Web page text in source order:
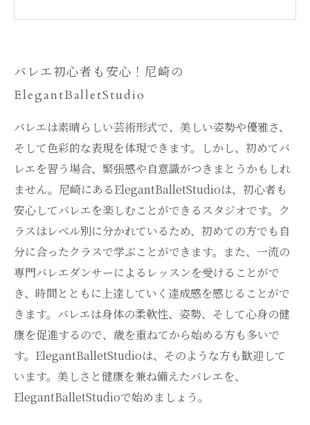
バレエ初心者も安心！尼崎の
ElegantBalletStudio
バレエは素晴らしい芸術形式で、美しい姿勢や優雅さ、
そして色彩的な表現を体現できます。しかし、初めてバ
レエを習う場合、緊張感や自意識がつきまとうかもしれ
ません。尼崎にあるElegantBalletStudioは、初心者も
安心してバレエを楽しむことができるスタジオです。ク
ラスはレベル別に分かれているため、初めての方でも自
分に合ったクラスで学ぶことができます。また、一流の
専門バレエダンサーによるレッスンを受けることがで
き、時間とともに上達していく達成感を感じることがで
きます。バレエは身体の柔軟性、姿勢、そして心身の健
康を促進するので、歳を重ねてから始める方も多いで
す。ElegantBalletStudioは、そのような方も歓迎して
います。美しさと健康を兼ね備えたバレエを、
ElegantBalletStudioで始めましょう。